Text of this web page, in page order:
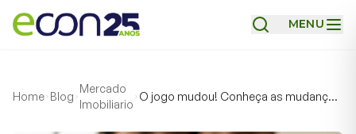
MENU
Home Blog
Mercado
Imobiliario
O jogo mudou! Conheça as mudanças